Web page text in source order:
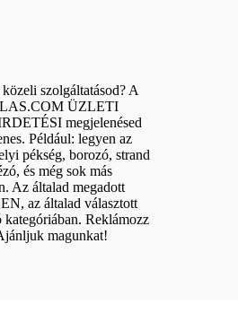
szolgáltatásod? A
ÜZLETI
megjelenésed
Például: legyen az
pékség, borozó, strand
és még sok más
Az általad megadott
az általad választott
Reklámozz
magunkat!